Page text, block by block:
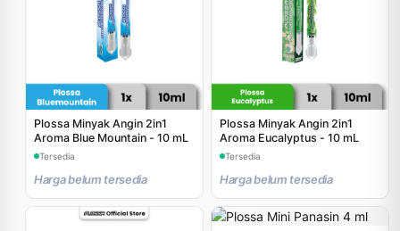
Plossa Minyak Angin 2in1
Aroma Blue Mountain - 10 mL
Tersedia
Harga belum tersedia
Plossa Minyak Angin 2in1
Aroma Eucalyptus - 10 mL
Tersedia
Harga belum tersedia